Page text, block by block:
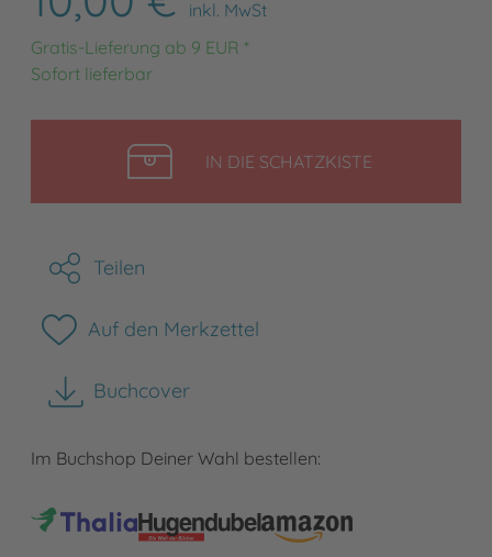
inkl. MwSt
Gratis-Lieferung ab 9 EUR *
Sofort lieferbar
IN DIE SCHATZKISTELEGEN
Teilen
Auf den Merkzettel
Buchcover
herunterladen
Im Buchshop Deiner Wahl bestellen: